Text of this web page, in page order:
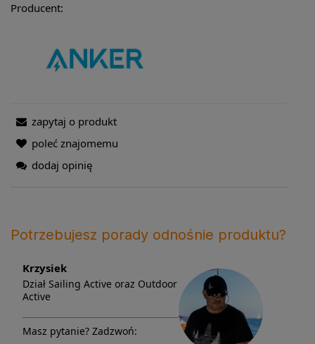
Producent:
zapytaj o produkt
poleć znajomemu
dodaj opinię
Potrzebujesz porady odnośnie produktu?
Krzysiek
Dział Sailing Active oraz Outdoor
Active
Masz pytanie? Zadzwoń: